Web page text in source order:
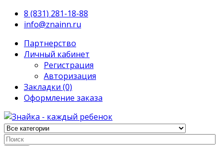
8 (831) 281-18-88
info@znainn.ru
Партнерство
Личный кабинет
Регистрация
Авторизация
Закладки (0)
Оформление заказа